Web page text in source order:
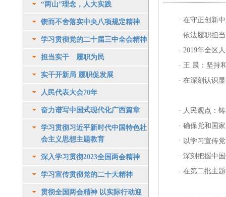
“两山”理念，人大实践
锲而不舍落实中央八项规定精神
学习贯彻党的二十届三中全会精神
担当实干 履职为民
实干开新局 履职促发展
人民代表大会70年
奋力谱写中国式现代化广西篇章
学习贯彻习近平新时代中国特色社
会主义思想主题教育
深入学习贯彻2023全国两会精神
学习宣传贯彻党的二十大精神
贯彻全国两会精神 以实际行动迎
· 在守正创新
· 依法履职担
· 2019年全区
· 王 晨：坚持
· 在深刻认识
· 人民观点：
· 确保党和国
· 以学习宣传
· 深刻把握中
· 在第二批主